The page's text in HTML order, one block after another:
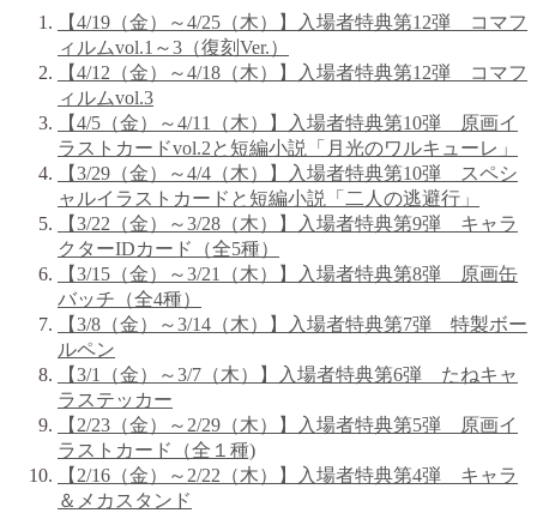
【4/19（金）～4/25（木）】入場者特典第12弾 コマフ
ィルムvol.1～3（復刻Ver.）
【4/12（金）～4/18（木）】入場者特典第12弾 コマフ
ィルムvol.3
【4/5（金）～4/11（木）】入場者特典第10弾 原画イ
ラストカードvol.2と短編小説「月光のワルキューレ」
【3/29（金）～4/4（木）】入場者特典第10弾 スペシ
ャルイラストカードと短編小説「二人の逃避行」
【3/22（金）～3/28（木）】入場者特典第9弾 キャラ
クターIDカード（全5種）
【3/15（金）～3/21（木）】入場者特典第8弾 原画缶
バッチ（全4種）
【3/8（金）～3/14（木）】入場者特典第7弾 特製ボー
ルペン
【3/1（金）～3/7（木）】入場者特典第6弾 たねキャ
ラステッカー
【2/23（金）～2/29（木）】入場者特典第5弾 原画イ
ラストカード（全１種)
【2/16（金）～2/22（木）】入場者特典第4弾 キャラ
＆メカスタンド